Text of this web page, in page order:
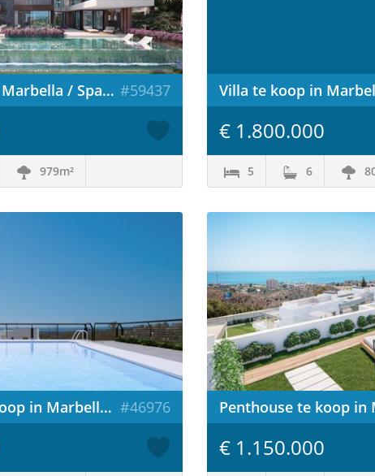
Villa te koop in Marbella / Spanje #59437
979m²
€ 1.800.000
5 6
Penthouse te koop in Marbella / Spanje #46976
€ 1.150.000